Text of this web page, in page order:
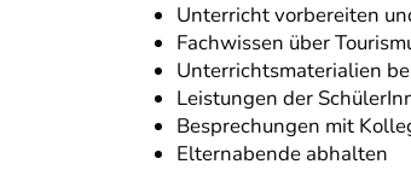
Unterricht vorbereiten
Fachwissen über
Unterrichtsmaterialien
Leistungen der
Besprechungen mit
Elternabende abhalten